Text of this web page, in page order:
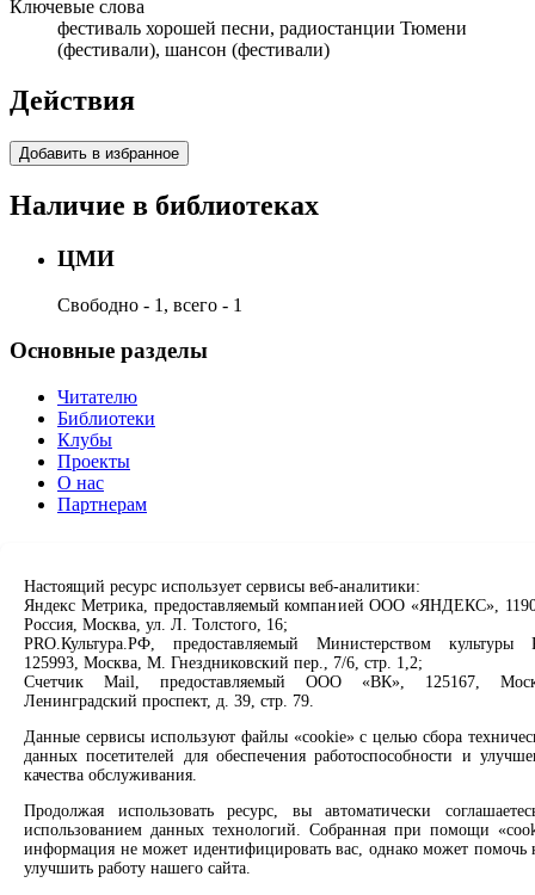
Ключевые слова
фестиваль хорошей песни, радиостанции Тюмени
(фестивали), шансон (фестивали)
Действия
Добавить в избранное
Наличие в библиотеках
ЦМИ
Свободно - 1, всего - 1
Основные разделы
Читателю
Библиотеки
Клубы
Проекты
О нас
Партнерам
Продлить книгу
Спроси библиотекаря
Спроси краеведа
Оцените качество услуг
Направить обращение директору
Соцсети
Вконтакте
Max
Rutube
Настоящий ресурс использует сервисы веб-аналитики:
Яндекс Метрика, предоставляемый компанией ООО «ЯНДЕКС»,
Россия, Москва, ул. Л. Толстого, 16;
PRO.Культура.РФ, предоставляемый Министерством культуры
125993, Москва, М. Гнездниковский пер., 7/6, стр. 1,2;
Счетчик Mail, предоставляемый ООО «ВК», 125167,
Ленинградский проспект, д. 39, стр. 79.
Данные сервисы используют файлы «cookie» с целью сбора
данных посетителей для обеспечения работоспособности и
качества обслуживания.
Продолжая использовать ресурс, вы автоматически
использованием данных технологий. Собранная при помощи
информация не может идентифицировать вас, однако может помочь
улучшить работу нашего сайта.